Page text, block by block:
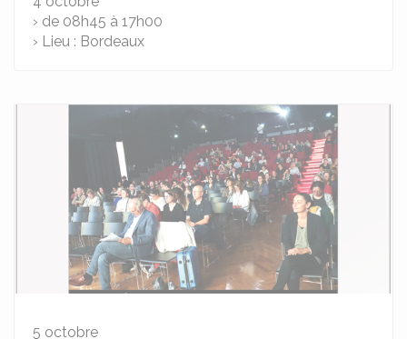
› de 08h45 à 17h00
› Lieu : Bordeaux
5 octobre